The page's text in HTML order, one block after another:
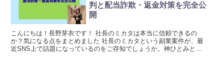
判と配当詐欺・返金対策を完全公
開
こんにちは！長野芽衣です！ 社長のミカタは本当に信頼できるの
か？気になる点をまとめました 社長のミカタという副業案件が、最
近SNS上で話題になっているのをご存知でしょうか。神ひとみとい